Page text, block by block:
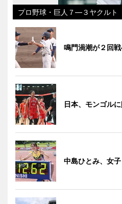
プロ野球・巨人７―３ヤクルト
鳴門渦潮が２回
日本、モンゴル
中島ひとみ、女